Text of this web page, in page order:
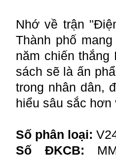
Nhớ về trận
Thành phố
năm chiến thắng
sách sẽ là ấn
trong nhân dân,
hiểu sâu sắc hơn
Số phân loại:
Số ĐKCB: